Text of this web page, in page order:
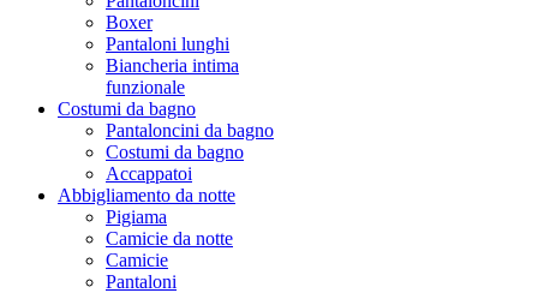
Boxer
Pantaloni lunghi
Biancheria intima
funzionale
Costumi da bagno
Pantaloncini da bagno
Costumi da bagno
Accappatoi
Abbigliamento da notte
Pigiama
Camicie da notte
Camicie
Pantaloni